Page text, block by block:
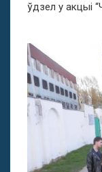
ўдзел у акцыі